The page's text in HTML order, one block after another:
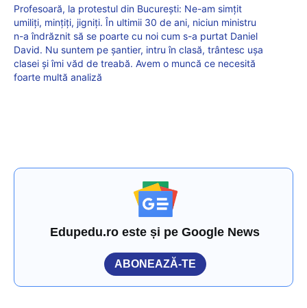
Profesoară, la protestul din București: Ne-am simțit
umiliți, mințiți, jigniți. În ultimii 30 de ani, niciun ministru
n-a îndrăznit să se poarte cu noi cum s-a purtat Daniel
David. Nu suntem pe șantier, intru în clasă, trântesc ușa
clasei și îmi văd de treabă. Avem o muncă ce necesită
foarte multă analiză
Edupedu.ro este și pe Google News
ABONEAZĂ-TE